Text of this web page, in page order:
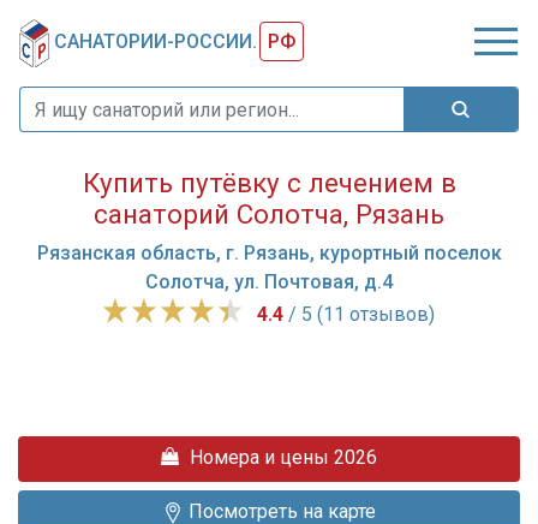
САНАТОРИИ-РОССИИ. РФ
Купить путёвку с лечением в
санаторий Солотча, Рязань
Рязанская область, г. Рязань, курортный поселок
Солотча, ул. Почтовая, д.4
4.4 / 5 (11 отзывов)
берегу
Старица
Номера и цены 2026
Посмотреть на карте